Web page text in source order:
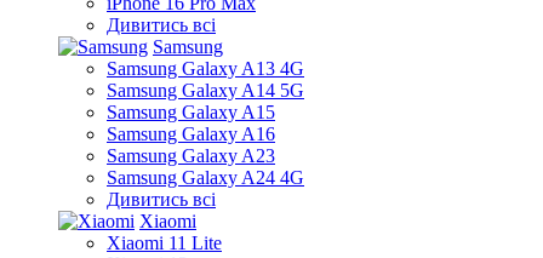
Дивитись всі
Samsung
Samsung Galaxy A13 4G
Samsung Galaxy A14 5G
Samsung Galaxy A15
Samsung Galaxy A16
Samsung Galaxy A23
Samsung Galaxy A24 4G
Дивитись всі
Xiaomi
Xiaomi 11 Lite